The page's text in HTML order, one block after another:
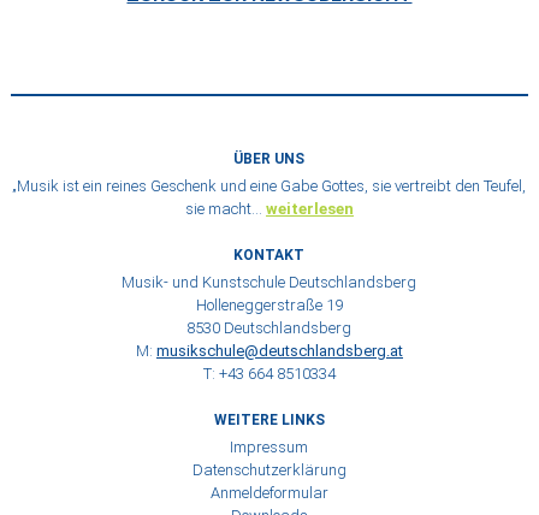
ÜBER UNS
„Musik ist ein reines Geschenk und eine Gabe Gottes, sie vertreibt den Teufel,
sie macht… weiterlesen
KONTAKT
Musik- und Kunstschule Deutschlandsberg
Holleneggerstraße 19
8530 Deutschlandsberg
M: musikschule@deutschlandsberg.at
T: +43 664 8510334
WEITERE LINKS
Impressum
Datenschutzerklärung
Anmeldeformular